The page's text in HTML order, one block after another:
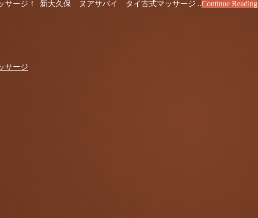
サージ！ 新大久保 ヌアサバイ タイ古式マッサージ ..Continue Reading
サージ